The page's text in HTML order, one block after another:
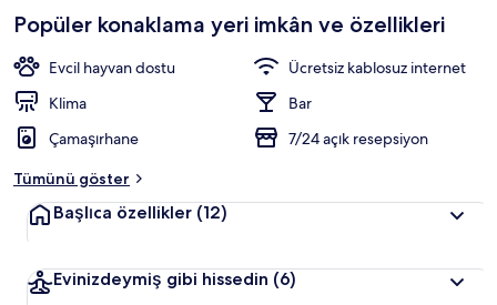
Popüler konaklama yeri imkân ve özellikleri
Evcil hayvan dostu
Ücretsiz kablosuz internet
Klima
Bar
Çamaşırhane
7/24 açık resepsiyon
Tümünü göster
Başlıca özellikler (12)
Evinizdeymiş gibi hissedin (6)